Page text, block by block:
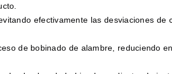
efectivamente las desviaciones de
de bobinado de alambre, reduciendo